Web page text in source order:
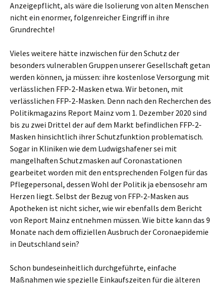
Anzeigepflicht, als wäre die Isolierung von alten Menschen
nicht ein enormer, folgenreicher Eingriff in ihre
Grundrechte!
Vieles weitere hätte inzwischen für den Schutz der
besonders vulnerablen Gruppen unserer Gesellschaft getan
werden können, ja müssen: ihre kostenlose Versorgung mit
verlässlichen FFP-2-Masken etwa. Wir betonen, mit
verlässlichen FFP-2-Masken. Denn nach den Recherchen des
Politikmagazins Report Mainz vom 1. Dezember 2020 sind
bis zu zwei Drittel der auf dem Markt befindlichen FFP-2-
Masken hinsichtlich ihrer Schutzfunktion problematisch.
Sogar in Kliniken wie dem Ludwigshafener sei mit
mangelhaften Schutzmasken auf Coronastationen
gearbeitet worden mit den entsprechenden Folgen für das
Pflegepersonal, dessen Wohl der Politik ja ebensosehr am
Herzen liegt. Selbst der Bezug von FFP-2-Masken aus
Apotheken ist nicht sicher, wie wir ebenfalls dem Bericht
von Report Mainz entnehmen müssen. Wie bitte kann das 9
Monate nach dem offiziellen Ausbruch der Coronaepidemie
in Deutschland sein?
Schon bundeseinheitlich durchgeführte, einfache
Maßnahmen wie spezielle Einkaufszeiten für die älteren